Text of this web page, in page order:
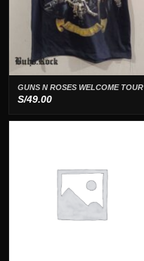
GUNS N ROSES WELCOME TOUR
S/49.00